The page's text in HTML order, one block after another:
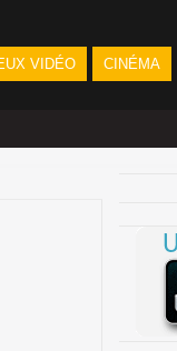
VIDÉO CINÉMA